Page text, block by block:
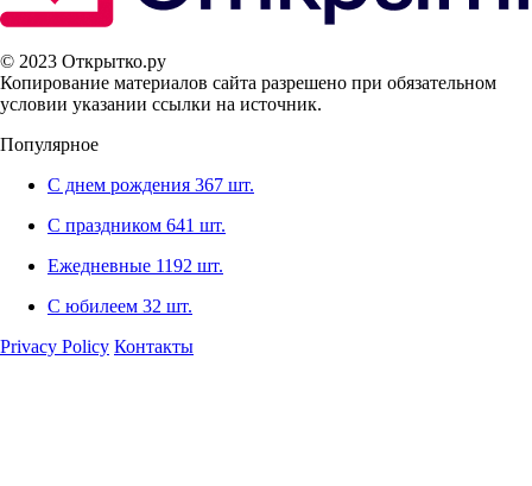
© 2023 Открытко.ру
Копирование материалов сайта разрешено при обязательном
условии указании ссылки на источник.
Популярное
С днем рождения 367 шт.
С праздником 641 шт.
Ежедневные 1192 шт.
С юбилеем 32 шт.
Privacy Policy Контакты